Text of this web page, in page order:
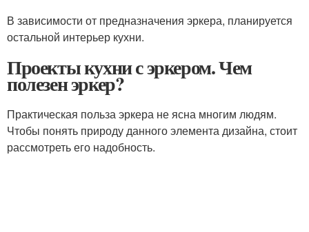
В зависимости от предназначения эркера, планируется
остальной интерьер кухни.
Проекты кухни с эркером. Чем
полезен эркер?
Практическая польза эркера не ясна многим людям.
Чтобы понять природу данного элемента дизайна, стоит
рассмотреть его надобность.